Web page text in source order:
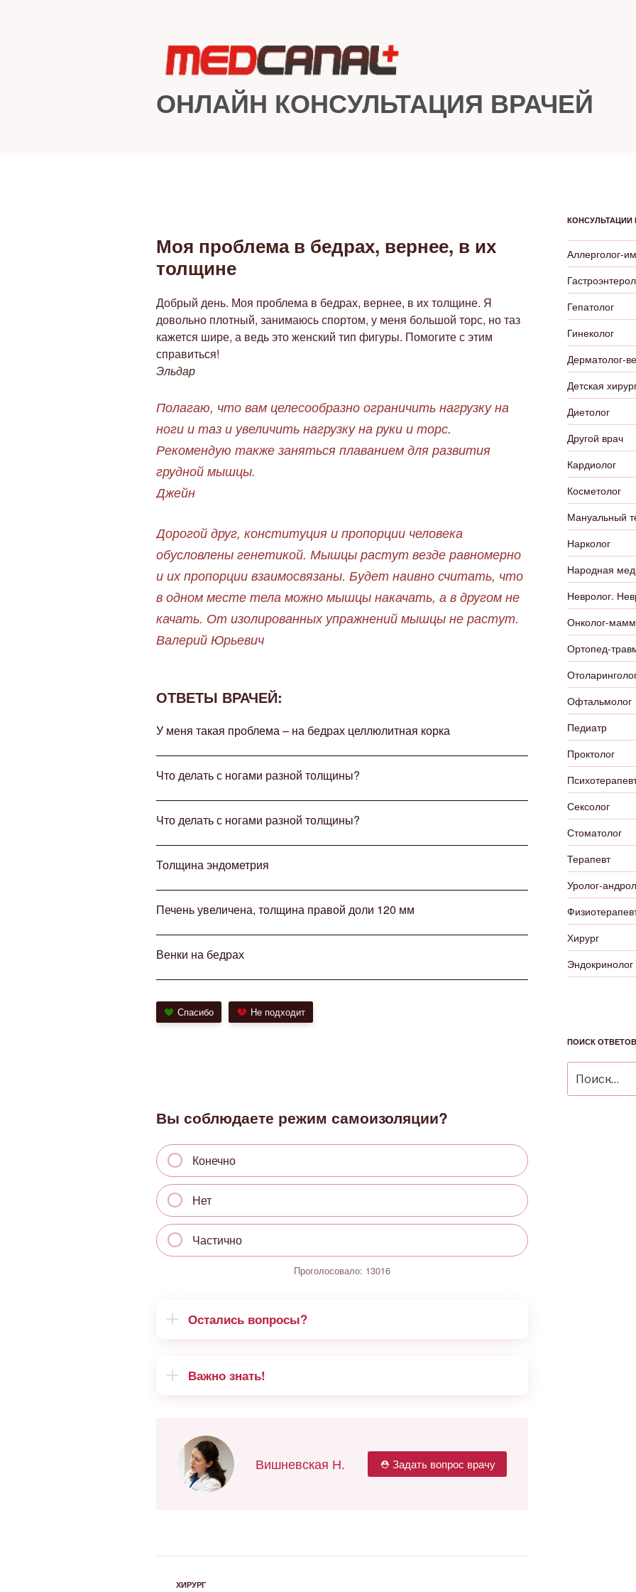
ОНЛАЙН КОНСУЛЬТАЦИЯ ВРАЧЕЙ
Моя проблема в бедрах, вернее, в их
толщине
Добрый день. Моя проблема в бедрах, вернее, в их толщине. Я
довольно плотный, занимаюсь спортом, у меня большой торс, но таз
кажется шире, а ведь это женский тип фигуры. Помогите с этим
справиться!
Эльдар
Полагаю, что вам целесообразно ограничить нагрузку на
ноги и таз и увеличить нагрузку на руки и торс.
Рекомендую также заняться плаванием для развития
грудной мышцы.
Джейн
Дорогой друг, конституция и пропорции человека
обусловлены генетикой. Мышцы растут везде равномерно
и их пропорции взаимосвязаны. Будет наивно считать, что
в одном месте тела можно мышцы накачать, а в другом не
качать. От изолированных упражнений мышцы не растут.
Валерий Юрьевич
ОТВЕТЫ ВРАЧЕЙ:
У меня такая проблема – на бедрах целлюлитная корка
Что делать с ногами разной толщины?
Что делать с ногами разной толщины?
Толщина эндометрия
Печень увеличена, толщина правой доли 120 мм
Венки на бедрах
Спасибо Не подходит
Вы соблюдаете режим самоизоляции?
Конечно
Нет
Частично
Проголосовало: 13016
Остались вопросы?
Важно знать!
Вишневская Н. ⛑ Задать вопрос врачу
РУБРИКИ
ХИРУРГ
КОНСУЛЬТАЦИИ
Аллерголог-
Гепатолог
Гинеколог
Дерматолог-
Детская
Диетолог
Другой врач
Кардиолог
Косметолог
Мануальный
Нарколог
Народная
Невролог.
Онколог-
Ортопед-
Офтальмолог
Педиатр
Проктолог
Сексолог
Стоматолог
Терапевт
Уролог-
Хирург
Эндокринолог
ПОИСК ОТВЕТОВ